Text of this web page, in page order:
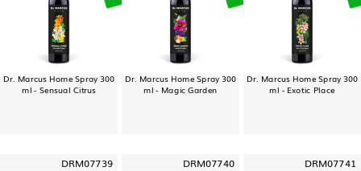
Dr. Marcus Home Spray 300
ml - Sensual Citrus
Dr. Marcus Home Spray 300
ml - Magic Garden
Dr. Marcus Home Spray 300
ml - Exotic Place
DRM07739 DRM07740 DRM07741